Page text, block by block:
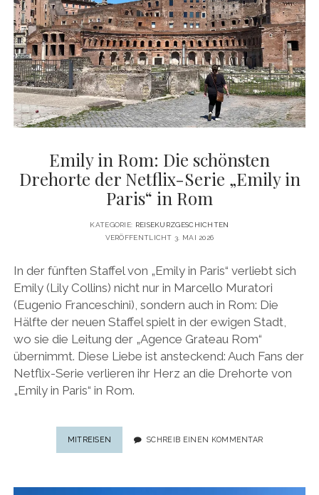
BARCELONA
Emily in Rom: Die schönsten
Drehorte der Netflix-Serie „Emily in
Paris“ in Rom
KATEGORIE: REISEKURZGESCHICHTEN
VERÖFFENTLICHT 3. MAI 2026
In der fünften Staffel von „Emily in Paris“ verliebt sich
Emily (Lily Collins) nicht nur in Marcello Muratori
(Eugenio Franceschini), sondern auch in Rom: Die
Hälfte der neuen Staffel spielt in der ewigen Stadt,
wo sie die Leitung der „Agence Grateau Rom“
übernimmt. Diese Liebe ist ansteckend: Auch Fans der
Netflix-Serie verlieren ihr Herz an die Drehorte von
„Emily in Paris“ in Rom.
MITREISEN EMILY
IN
SCHREIB EINEN KOMMENTAR